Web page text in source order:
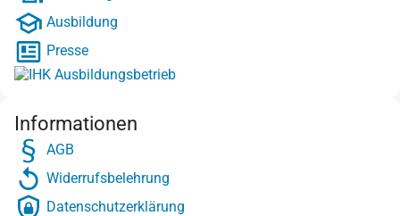
Ausbildung
Presse
Informationen
AGB
Widerrufsbelehrung
Datenschutzerklärung